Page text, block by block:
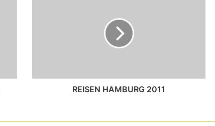
Nova guia per fer front al canvi
REISEN HAMBURG 2011